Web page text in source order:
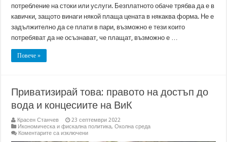
потребление на стоки или услуги. Безплатното обаче трябва да е в
кавички, защото винаги някой плаща цената в някаква форма. Не е
задължително да се плати в пари, възможно е тези които
потребяват да не осъзнават, че плащат, възможно е …
Повече »
Приватизирай това: правото на достъп до
вода и концесиите на ВиК
Красен Станчев
23 септември 2022
Икономическа и фискална политика,Околна среда
Коментарите са изключениза